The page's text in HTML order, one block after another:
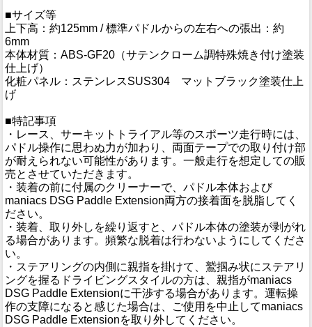
■サイズ等
上下高：約125mm / 標準パドルからの左右への張出：約
6mm
本体材質：ABS-GF20（サテンクローム調特殊焼き付け塗装
仕上げ）
化粧パネル：ステンレスSUS304 マットブラック塗装仕上
げ
■特記事項
・レース、サーキットトライアル等のスポーツ走行時には、
パドル操作に思わぬ力が加わり、両面テープでの取り付け部
が耐えられない可能性があります。一般走行を想定しての販
売とさせていただきます。
・装着の前に付属のクリーナーで、パドル本体および
maniacs DSG Paddle Extension両方の接着面を脱脂してく
ださい。
・装着、取り外しを繰り返すと、パドル本体の塗装が剥がれ
る場合があります。頻繁な脱着は行わないようにしてくださ
い。
・ステアリングの内側に親指を掛けて、鷲掴み状にステアリ
ングを握るドライビングスタイルの方は、親指がmaniacs
DSG Paddle Extensionに干渉する場合があります。運転操
作の支障になると感じた場合は、ご使用を中止してmaniacs
DSG Paddle Extensionを取り外してください。